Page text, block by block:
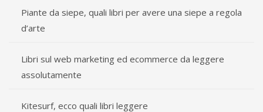
Piante da siepe, quali libri per avere una siepe a regola
d’arte
Libri sul web marketing ed ecommerce da leggere
assolutamente
Kitesurf, ecco quali libri leggere